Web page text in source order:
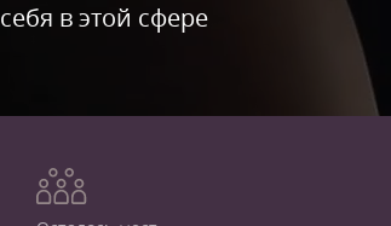
себя в этой сфере